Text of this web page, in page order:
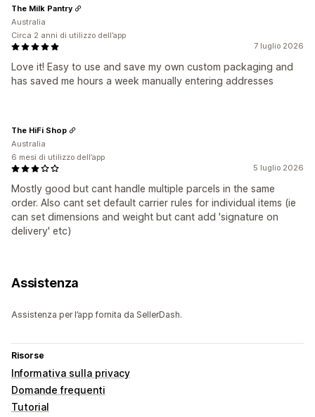
7 luglio 2026
Love it! Easy to use and save my own custom packaging and
has saved me hours a week manually entering addresses
The Milk Pantry
Australia
Circa 2 anni di utilizzo dell’app
5 luglio 2026
Mostly good but cant handle multiple parcels in the same
order. Also cant set default carrier rules for individual items (ie
can set dimensions and weight but cant add 'signature on
delivery' etc)
The HiFi Shop
Australia
6 mesi di utilizzo dell’app
Assistenza
Assistenza per l’app fornita da SellerDash.
Risorse
Informativa sulla privacy
Domande frequenti
Tutorial